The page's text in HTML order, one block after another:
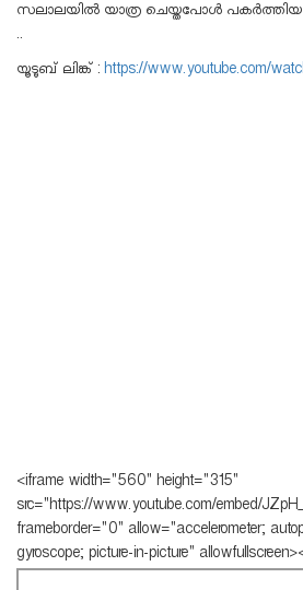
സലാലയില്‍ യാത്ര ചെയ്തപോള്‍ പകര്‍ത്തിയ
..
യൂടൂബ് ലിങ്ക് : https://www.youtube.com/
<iframe width="560" height="315"
src="https://www.youtube.com/embed/
frameborder="0" allow="accelerometer;
gyroscope; picture-in-picture"